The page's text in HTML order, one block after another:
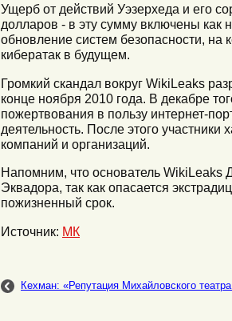
Ущерб от действий Уэзерхеда и его
долларов - в эту сумму включены как
обновление систем безопасности,
кибератак в будущем.
Громкий скандал вокруг WikiLeaks
конце ноября 2010 года. В декабре
пожертвования в пользу интернет-
деятельность. После этого
компаний и организаций.
Напомним, что основатель WikiLeaks
Эквадора, так как опасается
пожизненный срок.
Источник: МК
Кехман: «Репутация Михайловского